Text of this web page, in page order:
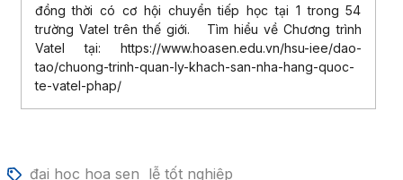
đồng thời có cơ hội chuyển tiếp học tại 1 trong 54
trường Vatel trên thế giới. Tìm hiểu về Chương trình
Vatel tại: https://www.hoasen.edu.vn/hsu-iee/dao-
tao/chuong-trinh-quan-ly-khach-san-nha-hang-quoc-
te-vatel-phap/
đại học hoa sen lễ tốt nghiệp